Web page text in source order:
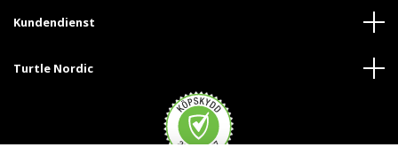
Kundendienst
Turtle Nordic